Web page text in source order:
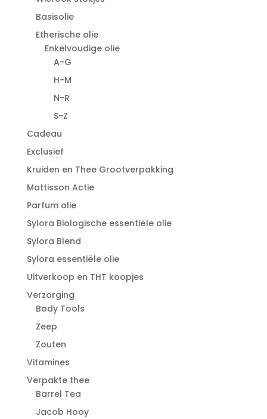
Basisolie
Etherische olie
Enkelvoudige olie
A-G
H-M
N-R
S-Z
Cadeau
Exclusief
Kruiden en Thee Grootverpakking
Mattisson Actie
Parfum olie
Sylora Biologische essentiële olie
Sylora Blend
Sylora essentiële olie
Uitverkoop en THT koopjes
Verzorging
Body Tools
Zeep
Zouten
Vitamines
Verpakte thee
Barrel Tea
Jacob Hooy